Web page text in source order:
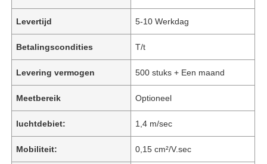
Levertijd 5-10 Werkdag
Betalingscondities T/t
Levering vermogen 500 stuks + Een maand
Meetbereik Optioneel
luchtdebiet: 1,4 m/sec
Mobiliteit: 0,15 cm²/V.sec